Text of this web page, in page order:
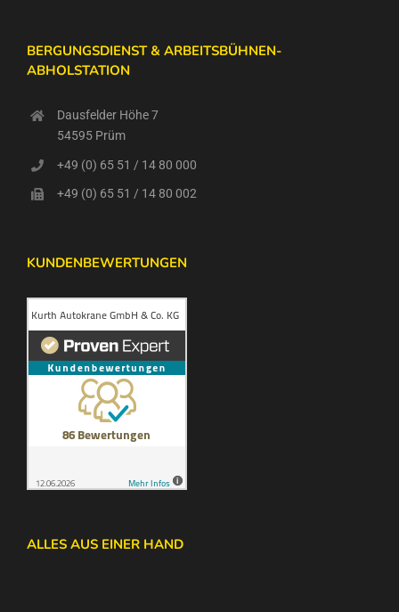
BERGUNGSDIENST & ARBEITSBÜHNEN-
ABHOLSTATION
Dausfelder Höhe 7
54595 Prüm
+49 (0) 65 51 / 14 80 000
+49 (0) 65 51 / 14 80 002
KUNDENBEWERTUNGEN
ALLES AUS EINER HAND